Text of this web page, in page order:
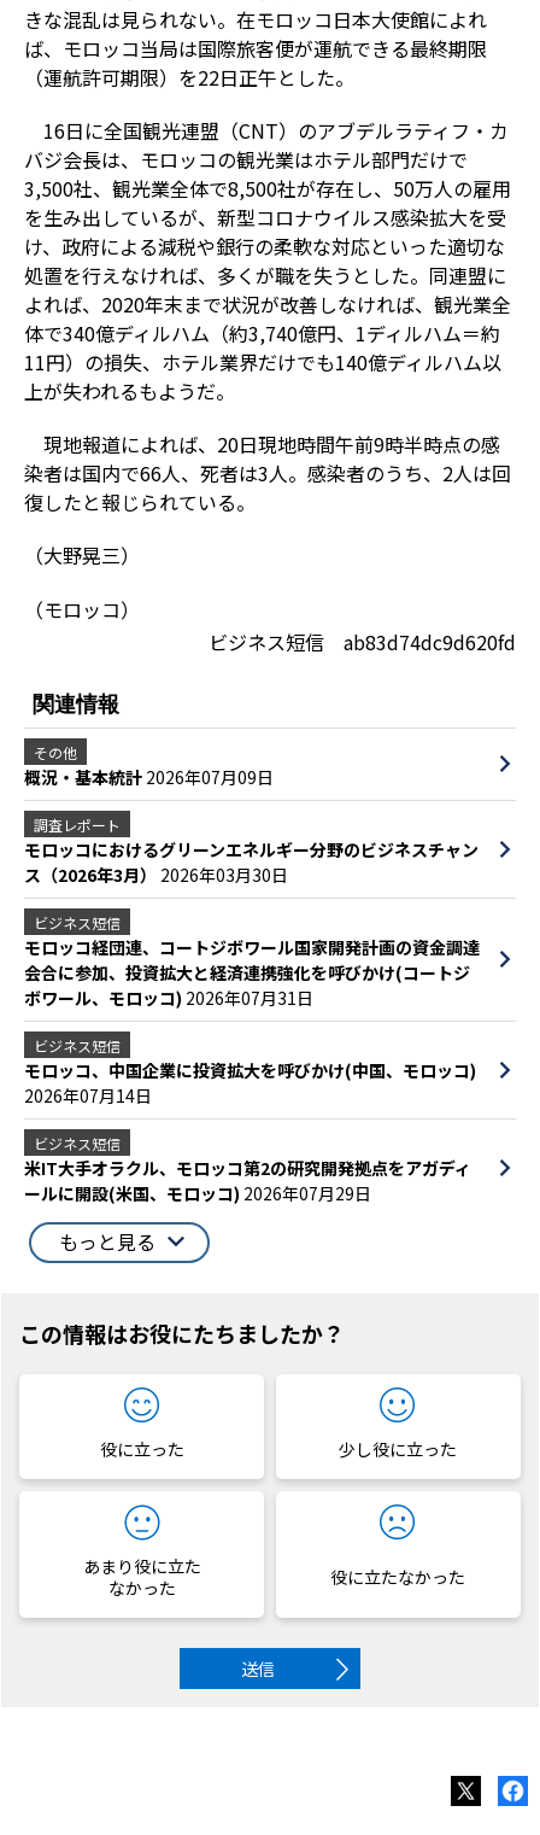
きな混乱は見られない。在モロッコ日本大使館によれ
ば、モロッコ当局は国際旅客便が運航できる最終期限
（運航許可期限）を22日正午とした。
16日に全国観光連盟（CNT）のアブデルラティフ・カ
バジ会長は、モロッコの観光業はホテル部門だけで
3,500社、観光業全体で8,500社が存在し、50万人の雇用
を生み出しているが、新型コロナウイルス感染拡大を受
け、政府による減税や銀行の柔軟な対応といった適切な
処置を行えなければ、多くが職を失うとした。同連盟に
よれば、2020年末まで状況が改善しなければ、観光業全
体で340億ディルハム（約3,740億円、1ディルハム＝約
11円）の損失、ホテル業界だけでも140億ディルハム以
上が失われるもようだ。
現地報道によれば、20日現地時間午前9時半時点の感
染者は国内で66人、死者は3人。感染者のうち、2人は回
復したと報じられている。
（大野晃三）
（モロッコ）
ビジネス短信 ab83d74dc9d620fd
関連情報
その他
概況・基本統計 2026年07月09日
調査レポート
モロッコにおけるグリーンエネルギー分野のビジネスチャン
ス（2026年3月） 2026年03月30日
ビジネス短信
モロッコ経団連、コートジボワール国家開発計画の資金調達
会合に参加、投資拡大と経済連携強化を呼びかけ(コートジ
ボワール、モロッコ) 2026年07月31日
ビジネス短信
モロッコ、中国企業に投資拡大を呼びかけ(中国、モロッコ)
2026年07月14日
ビジネス短信
米IT大手オラクル、モロッコ第2の研究開発拠点をアガディ
ールに開設(米国、モロッコ) 2026年07月29日
もっと見る
この情報はお役にたちましたか？
役に立った 少し役に立った
あまり役に立た
なかった
役に立たなかった
送信